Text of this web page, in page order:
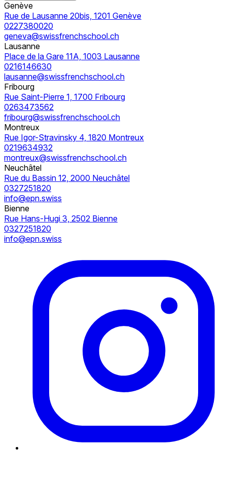
Genève
Rue de Lausanne 20bis, 1201 Genève
0227380020
geneva@swissfrenchschool.ch
Lausanne
Place de la Gare 11A, 1003 Lausanne
0216146630
lausanne@swissfrenchschool.ch
Fribourg
Rue Saint-Pierre 1, 1700 Fribourg
0263473562
fribourg@swissfrenchschool.ch
Montreux
Rue Igor-Stravinsky 4, 1820 Montreux
0219634932
montreux@swissfrenchschool.ch
Neuchâtel
Rue du Bassin 12, 2000 Neuchâtel
0327251820
info@epn.swiss
Bienne
Rue Hans-Hugi 3, 2502 Bienne
0327251820
info@epn.swiss